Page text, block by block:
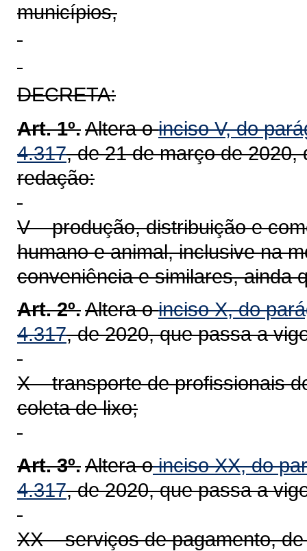
municípios,
DECRETA:
Art. 1º.Altera oinciso V, do
4.317, de 21 de março de
redação:
V – produção, distribuição e
humano e animal, inclusive na
conveniência e similares, ainda
Art. 2º.Altera oinciso X, do
4.317, de 2020, que passa a
X – transporte de profissionais
coleta de lixo;
Art. 3º.Altera oinciso XX, do
4.317, de 2020, que passa a
XX – serviços de pagamento,